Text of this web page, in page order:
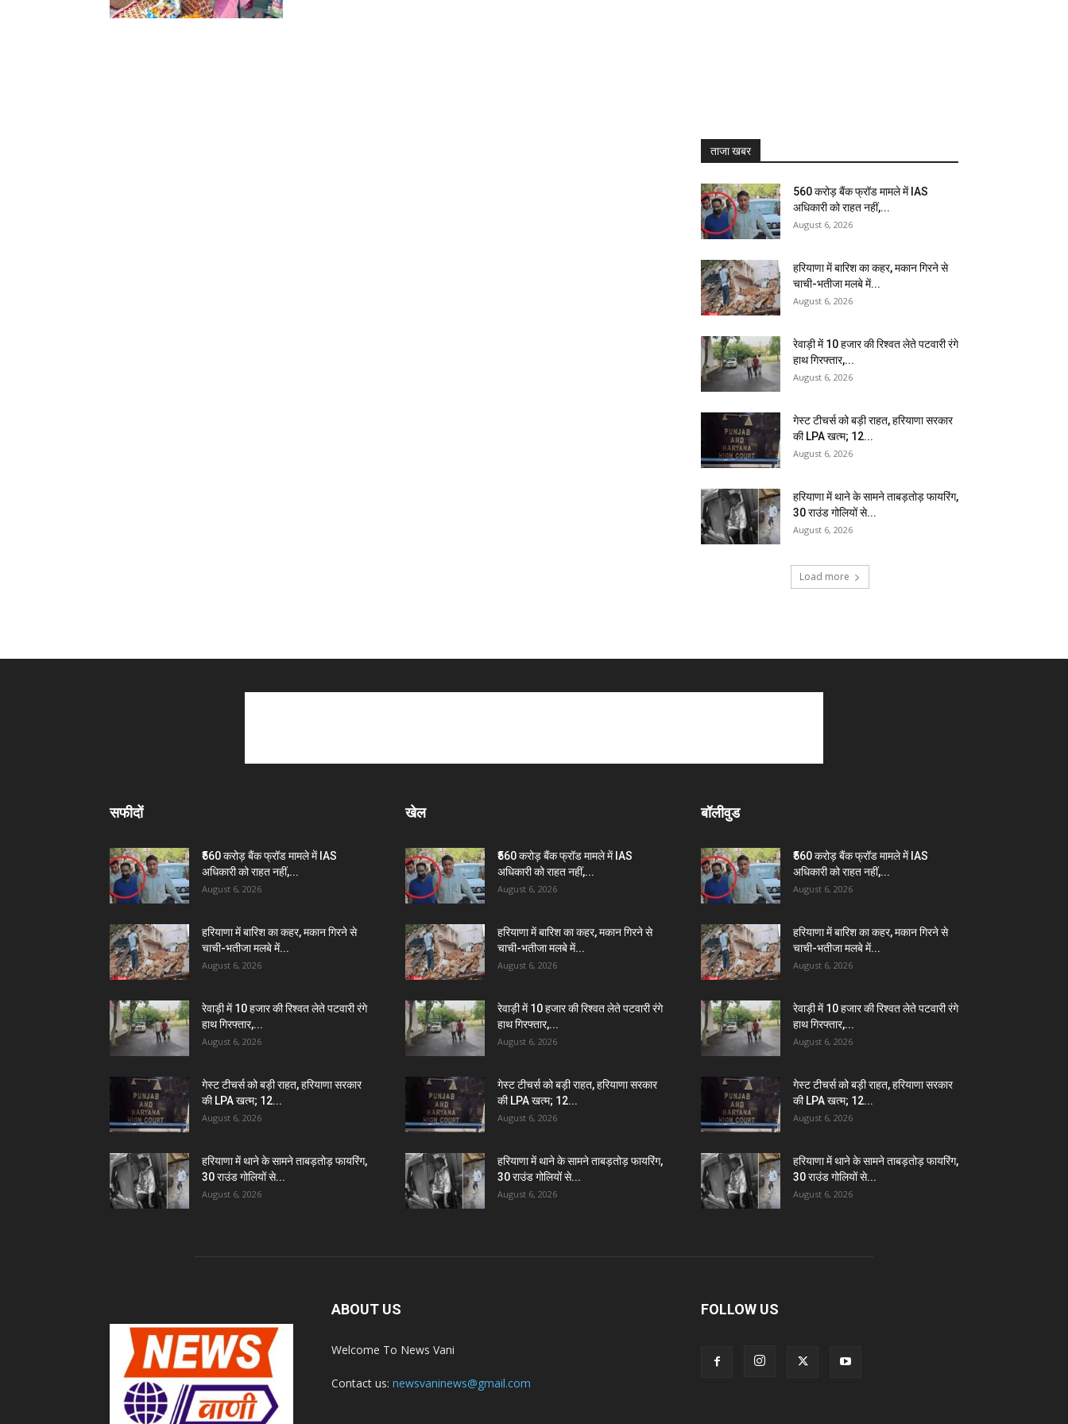
ताजा खबर
₹560 करोड़ बैंक फ्रॉड मामले में IAS
अधिकारी को राहत नहीं,...
August 6, 2026
हरियाणा में बारिश का कहर, मकान गिरने से
चाची-भतीजा मलबे में...
August 6, 2026
रेवाड़ी में 10 हजार की रिश्वत लेते पटवारी रंगे
हाथ गिरफ्तार,...
August 6, 2026
गेस्ट टीचर्स को बड़ी राहत, हरियाणा सरकार
की LPA खत्म; 12...
August 6, 2026
हरियाणा में थाने के सामने ताबड़तोड़ फायरिंग,
30 राउंड गोलियों से...
August 6, 2026
Load more
सफीदों
₹560 करोड़ बैंक फ्रॉड मामले में IAS
अधिकारी को राहत नहीं,...
August 6, 2026
हरियाणा में बारिश का कहर, मकान गिरने से
चाची-भतीजा मलबे में...
August 6, 2026
रेवाड़ी में 10 हजार की रिश्वत लेते पटवारी रंगे
हाथ गिरफ्तार,...
August 6, 2026
गेस्ट टीचर्स को बड़ी राहत, हरियाणा सरकार
की LPA खत्म; 12...
August 6, 2026
हरियाणा में थाने के सामने ताबड़तोड़ फायरिंग,
30 राउंड गोलियों से...
August 6, 2026
खेल
₹560 करोड़ बैंक फ्रॉड मामले में IAS
अधिकारी को राहत नहीं,...
August 6, 2026
हरियाणा में बारिश का कहर, मकान गिरने से
चाची-भतीजा मलबे में...
August 6, 2026
रेवाड़ी में 10 हजार की रिश्वत लेते पटवारी रंगे
हाथ गिरफ्तार,...
August 6, 2026
गेस्ट टीचर्स को बड़ी राहत, हरियाणा सरकार
की LPA खत्म; 12...
August 6, 2026
हरियाणा में थाने के सामने ताबड़तोड़ फायरिंग,
30 राउंड गोलियों से...
August 6, 2026
बॉलीवुड
₹560 करोड़ बैंक फ्रॉड मामले में IAS
अधिकारी को राहत नहीं,...
August 6, 2026
हरियाणा में बारिश का कहर, मकान गिरने से
चाची-भतीजा मलबे में...
August 6, 2026
रेवाड़ी में 10 हजार की रिश्वत लेते पटवारी रंगे
हाथ गिरफ्तार,...
August 6, 2026
गेस्ट टीचर्स को बड़ी राहत, हरियाणा सरकार
की LPA खत्म; 12...
August 6, 2026
हरियाणा में थाने के सामने ताबड़तोड़ फायरिंग,
30 राउंड गोलियों से...
August 6, 2026
ABOUT US
Welcome To News Vani
Contact us: newsvaninews@gmail.com
FOLLOW US